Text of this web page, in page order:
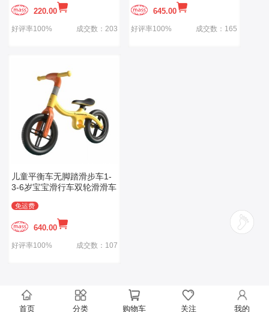
220.00
好评率100% 成交数：203
645.00
好评率100% 成交数：165
儿童平衡车无脚踏滑步车1-
3-6岁宝宝滑行车双轮滑滑车
免运费
640.00
好评率100% 成交数：107
首页 分类 购物车 关注 我的